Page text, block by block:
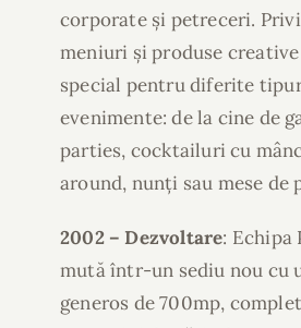
corporate și petreceri.
meniuri și produse
special pentru diferite
evenimente: de la cine de
parties, cocktailuri cu
around, nunți sau mese de
2002 – Dezvoltare: Echipa
mută într-un sediu nou cu
generos de 700mp,